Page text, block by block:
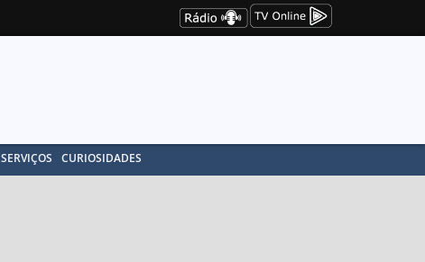
SERVIÇOS CURIOSIDADES